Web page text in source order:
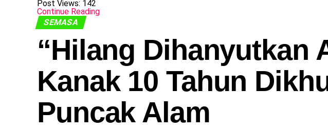
Post Views: 142
Continue Reading
SEMASA
“Hilang Dihanyutkan
Kanak 10 Tahun
Puncak Alam